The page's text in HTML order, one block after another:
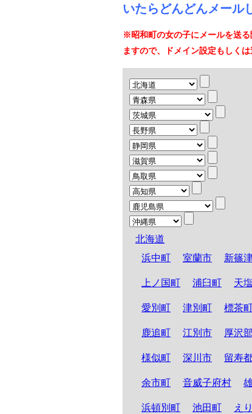
いたらどんどんメール
※昭和町の女の子にメールを送
ますので、ドメイン設定もしく
北海道
浜中町
室蘭市 新篠
上ノ国町 浦臼町 天
愛別町 津別町 標茶
鹿追町 江別市 厚沢
様似町 深川市 留寿
余市町 音威子府村
浜頓別町 池田町 え